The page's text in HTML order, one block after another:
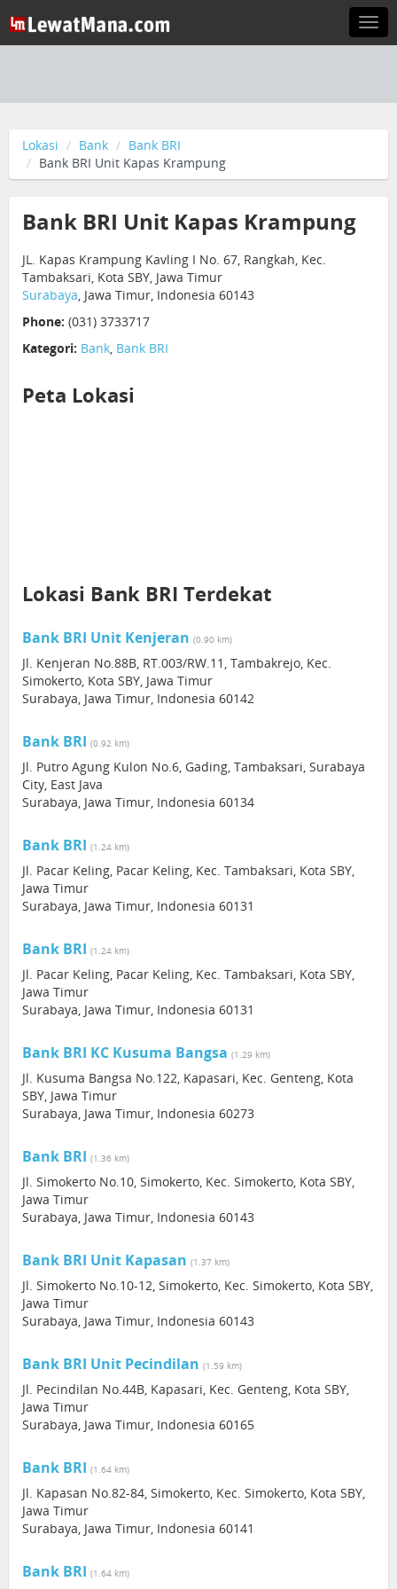
Lokasi Bank
Bank BRI
Bank BRI Unit Kapas Krampung
Bank BRI Unit Kapas Krampung
JL. Kapas Krampung Kavling I No. 67, Rangkah, Kec.
Tambaksari, Kota SBY, Jawa Timur
Surabaya, Jawa Timur, Indonesia 60143
Phone: (031) 3733717
Kategori: Bank, Bank BRI
Peta Lokasi
Lokasi Bank BRI Terdekat
Bank BRI Unit Kenjeran (0.90 km)
Jl. Kenjeran No.88B, RT.003/RW.11, Tambakrejo, Kec.
Simokerto, Kota SBY, Jawa Timur
Surabaya, Jawa Timur, Indonesia 60142
Bank BRI (0.92 km)
Jl. Putro Agung Kulon No.6, Gading, Tambaksari, Surabaya
City, East Java
Surabaya, Jawa Timur, Indonesia 60134
Bank BRI (1.24 km)
Jl. Pacar Keling, Pacar Keling, Kec. Tambaksari, Kota SBY,
Jawa Timur
Surabaya, Jawa Timur, Indonesia 60131
Bank BRI (1.24 km)
Jl. Pacar Keling, Pacar Keling, Kec. Tambaksari, Kota SBY,
Jawa Timur
Surabaya, Jawa Timur, Indonesia 60131
Bank BRI KC Kusuma Bangsa (1.29 km)
Jl. Kusuma Bangsa No.122, Kapasari, Kec. Genteng, Kota
SBY, Jawa Timur
Surabaya, Jawa Timur, Indonesia 60273
Bank BRI (1.36 km)
Jl. Simokerto No.10, Simokerto, Kec. Simokerto, Kota SBY,
Jawa Timur
Surabaya, Jawa Timur, Indonesia 60143
Bank BRI Unit Kapasan (1.37 km)
Jl. Simokerto No.10-12, Simokerto, Kec. Simokerto, Kota SBY,
Jawa Timur
Surabaya, Jawa Timur, Indonesia 60143
Bank BRI Unit Pecindilan (1.59 km)
Jl. Pecindilan No.44B, Kapasari, Kec. Genteng, Kota SBY,
Jawa Timur
Surabaya, Jawa Timur, Indonesia 60165
Bank BRI (1.64 km)
Jl. Kapasan No.82-84, Simokerto, Kec. Simokerto, Kota SBY,
Jawa Timur
Surabaya, Jawa Timur, Indonesia 60141
Bank BRI (1.64 km)